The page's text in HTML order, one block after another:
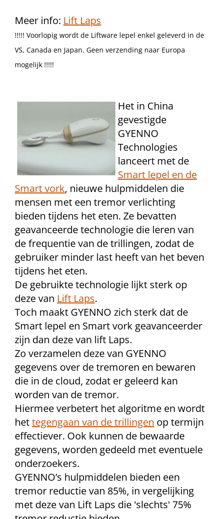
Meer info: Lift Laps
!!!!! Voorlopig wordt de Liftware lepel enkel geleverd in de
VS, Canada en Japan. Geen verzending naar Europa
mogelijk !!!!!
Het in China
gevestigde
GYENNO
Technologies
lanceert met de
Smart lepel en de
Smart vork, nieuwe hulpmiddelen die
mensen met een tremor verlichting
bieden tijdens het eten. Ze bevatten
geavanceerde technologie die leren van
de frequentie van de trillingen, zodat de
gebruiker minder last heeft van het beven
tijdens het eten.
De gebruikte technologie lijkt sterk op
deze van Lift Laps.
Toch maakt GYENNO zich sterk dat de
Smart lepel en Smart vork geavanceerder
zijn dan deze van lift Laps.
Zo verzamelen deze van GYENNO
gegevens over de tremoren en bewaren
die in de cloud, zodat er geleerd kan
worden van de tremor.
Hiermee verbetert het algoritme en wordt
hettegengaan van de trillingen op termijn
effectiever. Ook kunnen de bewaarde
gegevens, worden gedeeld met eventuele
onderzoekers.
GYENNO’s hulpmiddelen bieden een
tremor reductie van 85%, in vergelijking
met deze van Lift Laps die 'slechts' 75%